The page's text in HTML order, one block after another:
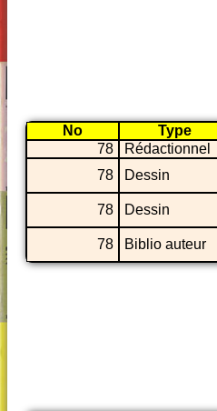
No Type
78
Rédactionnel
78
Dessin
78 Dessin
78 Biblio auteur